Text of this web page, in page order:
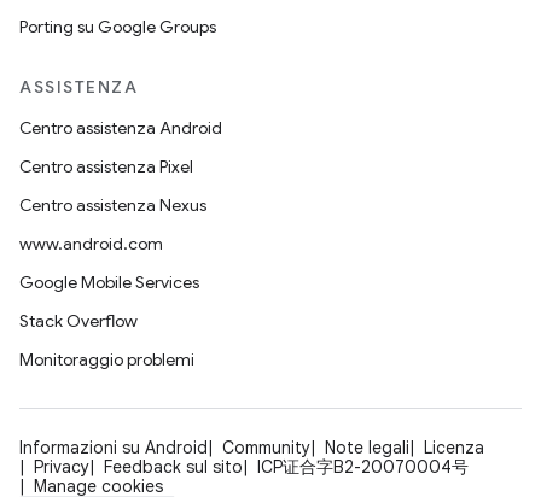
Porting su Google Groups
ASSISTENZA
Centro assistenza Android
Centro assistenza Pixel
Centro assistenza Nexus
www.android.com
Google Mobile Services
Stack Overflow
Monitoraggio problemi
Informazioni su Android Community Note legali
Licenza
Privacy
Feedback sul sito
ICP证合字B2-20070004号
Manage cookies